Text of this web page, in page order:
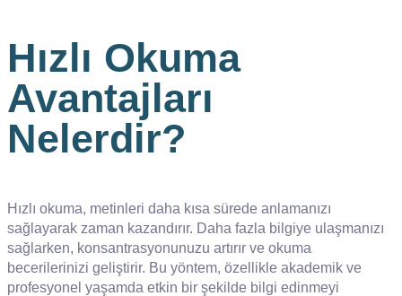
Hızlı Okuma
Avantajları
Nelerdir?
Hızlı okuma, metinleri daha kısa sürede anlamanızı
sağlayarak zaman kazandırır. Daha fazla bilgiye ulaşmanızı
sağlarken, konsantrasyonunuzu artırır ve okuma
becerilerinizi geliştirir. Bu yöntem, özellikle akademik ve
profesyonel yaşamda etkin bir şekilde bilgi edinmeyi